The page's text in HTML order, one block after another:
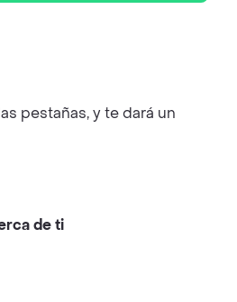
pestañas, y te dará un
de ti